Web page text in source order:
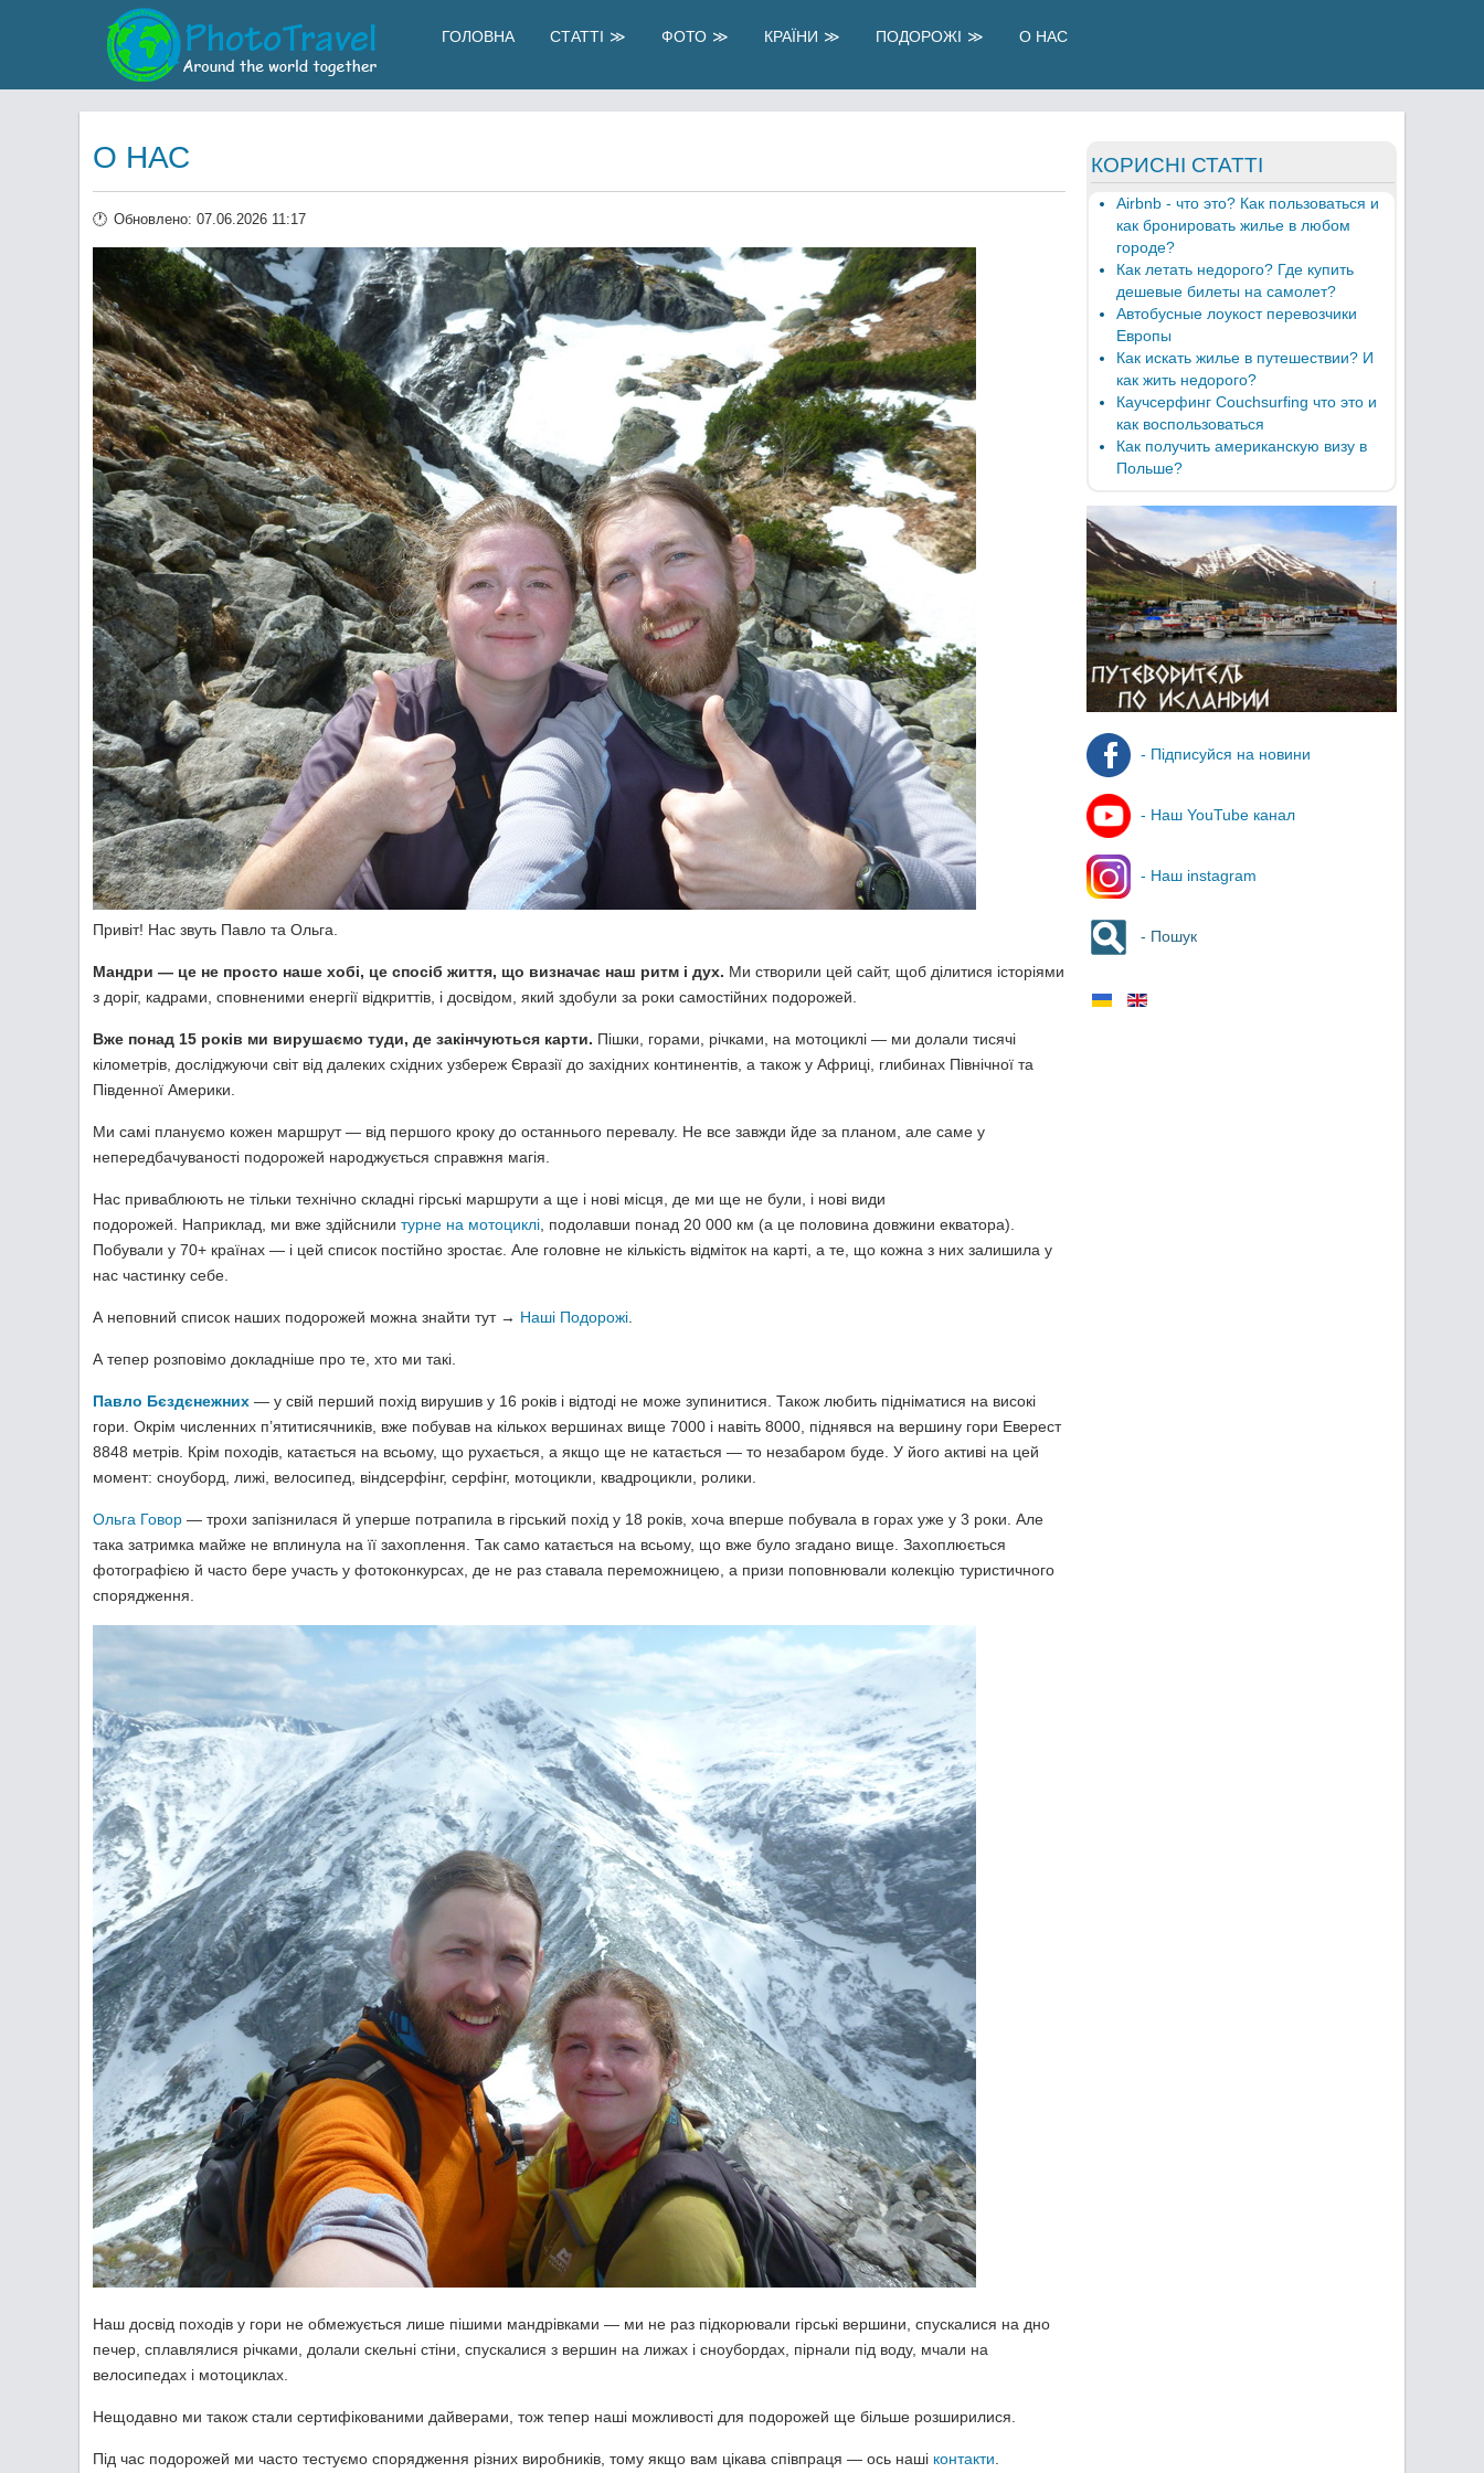
ГОЛОВНА СТАТТІ ФОТО КРАЇНИ ПОДОРОЖІ О НАС
О НАС
Обновлено: 07.06.2026 11:17
Привіт! Нас звуть Павло та Ольга.
Мандри — це не просто наше хобі, це спосіб життя, що визначає наш ритм і дух. Ми створили цей сайт, щоб ділитися історіями
з доріг, кадрами, сповненими енергії відкриттів, і досвідом, який здобули за роки самостійних подорожей.
Вже понад 15 років ми вирушаємо туди, де закінчуються карти. Пішки, горами, річками, на мотоциклі — ми долали тисячі
кілометрів, досліджуючи світ від далеких східних узбереж Євразії до західних континентів, а також у Африці, глибинах Північної та
Південної Америки.
Ми самі плануємо кожен маршрут — від першого кроку до останнього перевалу. Не все завжди йде за планом, але саме у
непередбачуваності подорожей народжується справжня магія.
Нас приваблюють не тільки технічно складні гірські маршрути а ще і нові місця, де ми ще не були, і нові види
подорожей. Наприклад, ми вже здійснили турне на мотоциклі , подолавши понад 20 000 км (а це половина довжини екватора).
Побували у 70+ країнах — і цей список постійно зростає. Але головне не кількість відміток на карті, а те, що кожна з них залишила у
нас частинку себе.
А неповний список наших подорожей можна знайти тут → Наші Подорожі
А тепер розповімо докладніше про те, хто ми такі.
Павло Бєздєнежних — у свій перший похід вирушив у 16 років і відтоді не може зупинитися. Також любить підніматися на високі
гори. Окрім численних п’ятитисячників, вже побував на кількох вершинах вище 7000 і навіть 8000, піднявся на вершину гори Еверест
8848 метрів. Крім походів, катається на всьому, що рухається, а якщо ще не катається — то незабаром буде. У його активі на цей
момент: сноуборд, лижі, велосипед, віндсерфінг, серфінг, мотоцикли, квадроцикли, ролики.
Ольга Говор — трохи запізнилася й уперше потрапила в гірський похід у 18 років, хоча вперше побувала в горах уже у 3 роки. Але
така затримка майже не вплинула на її захоплення. Так само катається на всьому, що вже було згадано вище. Захоплюється
фотографією й часто бере участь у фотоконкурсах, де не раз ставала переможницею, а призи поповнювали колекцію туристичного
спорядження.
Наш досвід походів у гори не обмежується лише пішими мандрівками — ми не раз підкорювали гірські вершини, спускалися на дно
печер, сплавлялися річками, долали скельні стіни, спускалися з вершин на лижах і сноубордах, пірнали під воду, мчали на
велосипедах і мотоциклах.
Нещодавно ми також стали сертифікованими дайверами, тож тепер наші можливості для подорожей ще більше розширилися.
Під час подорожей ми часто тестуємо спорядження різних виробників, тому якщо вам цікава співпраця — ось наші контакти
КОРИСНІ СТАТТІ
Airbnb - что это? Как пользоваться и
как бронировать жилье в любом
городе?
Как летать недорого? Где купить
дешевые билеты на самолет?
Автобусные лоукост перевозчики
Европы
Как искать жилье в путешествии? И
как жить недорого?
Каучсерфинг Couchsurfing что это и
как воспользоваться
Как получить американскую визу в
Польше?
- Підписуйся на новини
- Наш YouTube канал
- Наш instagram
- Пошук